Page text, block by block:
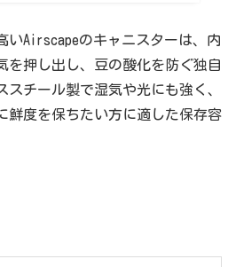
いAirscapeのキャニスターは、内
を押し出し、豆の酸化を防ぐ独自
スチール製で湿気や光にも強く、
鮮度を保ちたい方に適した保存容